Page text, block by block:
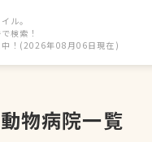
ル。
検索！
！(2026年08月06日現在)
物病院一覧